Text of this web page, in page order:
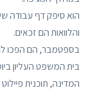
הוא סיפק דף עבודה
והלוואות הם זכאים.
בספטמבר, הם הפכו
בית המשפט העליון
המדינה, תוכנית